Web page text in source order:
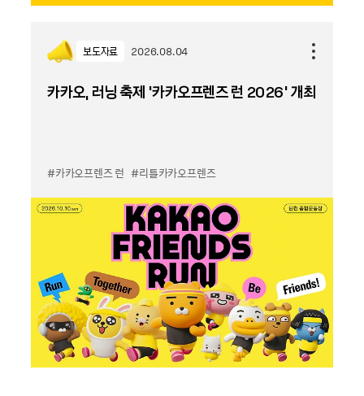
보도자료 2026.08.04
카카오, 러닝 축제 '카카오프렌즈 런 2026' 개최
#카카오프렌즈 런 #리틀카카오프렌즈